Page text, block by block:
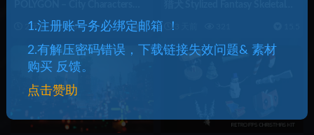
2 天前 9.6K 35 3 天前
1.注册账号务必绑定邮箱 ！
2.有解压密码错误，下载链接失效问题& 素材
购买 反馈。
点击赞助